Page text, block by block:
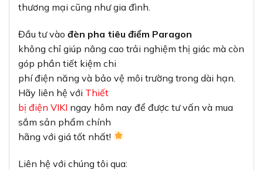
thương mại cũng như gia đình.
Đầu tư vào đèn pha tiêu điểm Paragon
không chỉ giúp nâng cao trải nghiệm thị giác mà còn
góp phần tiết kiệm chi
phí điện năng và bảo vệ môi trường trong dài hạn.
Hãy liên hệ với Thiết
bị điện VIKI ngay hôm nay để được tư vấn và mua
sắm sản phẩm chính
hãng với giá tốt nhất!
Liên hệ với chúng tôi qua: